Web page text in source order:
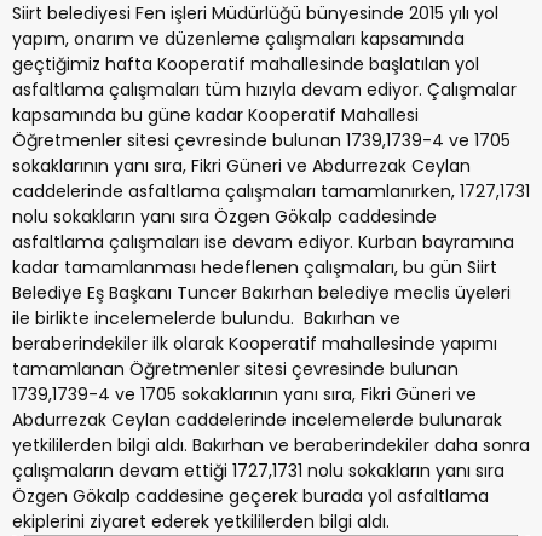
Siirt belediyesi Fen işleri Müdürlüğü bünyesinde 2015 yılı yol
yapım, onarım ve düzenleme çalışmaları kapsamında
geçtiğimiz hafta Kooperatif mahallesinde başlatılan yol
asfaltlama çalışmaları tüm hızıyla devam ediyor. Çalışmalar
kapsamında bu güne kadar Kooperatif Mahallesi
Öğretmenler sitesi çevresinde bulunan 1739,1739-4 ve 1705
sokaklarının yanı sıra, Fikri Güneri ve Abdurrezak Ceylan
caddelerinde asfaltlama çalışmaları tamamlanırken, 1727,1731
nolu sokakların yanı sıra Özgen Gökalp caddesinde
asfaltlama çalışmaları ise devam ediyor. Kurban bayramına
kadar tamamlanması hedeflenen çalışmaları, bu gün Siirt
Belediye Eş Başkanı Tuncer Bakırhan belediye meclis üyeleri
ile birlikte incelemelerde bulundu. Bakırhan ve
beraberindekiler ilk olarak Kooperatif mahallesinde yapımı
tamamlanan Öğretmenler sitesi çevresinde bulunan
1739,1739-4 ve 1705 sokaklarının yanı sıra, Fikri Güneri ve
Abdurrezak Ceylan caddelerinde incelemelerde bulunarak
yetkililerden bilgi aldı. Bakırhan ve beraberindekiler daha sonra
çalışmaların devam ettiği 1727,1731 nolu sokakların yanı sıra
Özgen Gökalp caddesine geçerek burada yol asfaltlama
ekiplerini ziyaret ederek yetkililerden bilgi aldı.